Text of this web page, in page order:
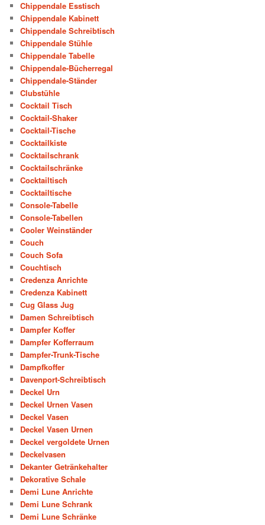
Chippendale Esstisch
Chippendale Kabinett
Chippendale Schreibtisch
Chippendale Stühle
Chippendale Tabelle
Chippendale-Bücherregal
Chippendale-Ständer
Clubstühle
Cocktail Tisch
Cocktail-Shaker
Cocktail-Tische
Cocktailkiste
Cocktailschrank
Cocktailschränke
Cocktailtisch
Cocktailtische
Console-Tabelle
Console-Tabellen
Cooler Weinständer
Couch
Couch Sofa
Couchtisch
Credenza Anrichte
Credenza Kabinett
Cug Glass Jug
Damen Schreibtisch
Dampfer Koffer
Dampfer Kofferraum
Dampfer-Trunk-Tische
Dampfkoffer
Davenport-Schreibtisch
Deckel Urn
Deckel Urnen Vasen
Deckel Vasen
Deckel Vasen Urnen
Deckel vergoldete Urnen
Deckelvasen
Dekanter Getränkehalter
Dekorative Schale
Demi Lune Anrichte
Demi Lune Schrank
Demi Lune Schränke